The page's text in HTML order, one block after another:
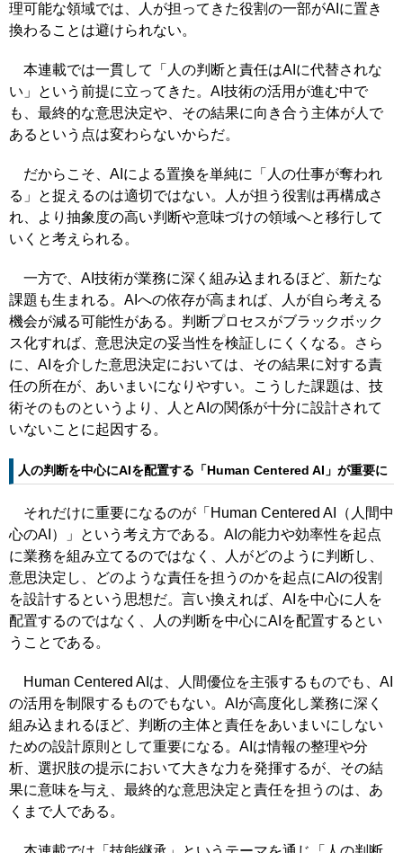
理可能な領域では、人が担ってきた役割の一部がAIに置き
換わることは避けられない。
本連載では一貫して「人の判断と責任はAIに代替されな
い」という前提に立ってきた。AI技術の活用が進む中で
も、最終的な意思決定や、その結果に向き合う主体が人で
あるという点は変わらないからだ。
だからこそ、AIによる置換を単純に「人の仕事が奪われ
る」と捉えるのは適切ではない。人が担う役割は再構成さ
れ、より抽象度の高い判断や意味づけの領域へと移行して
いくと考えられる。
一方で、AI技術が業務に深く組み込まれるほど、新たな
課題も生まれる。AIへの依存が高まれば、人が自ら考える
機会が減る可能性がある。判断プロセスがブラックボック
ス化すれば、意思決定の妥当性を検証しにくくなる。さら
に、AIを介した意思決定においては、その結果に対する責
任の所在が、あいまいになりやすい。こうした課題は、技
術そのものというより、人とAIの関係が十分に設計されて
いないことに起因する。
人の判断を中心にAIを配置する「Human Centered AI」が重要に
それだけに重要になるのが「Human Centered AI（人間中
心のAI）」という考え方である。AIの能力や効率性を起点
に業務を組み立てるのではなく、人がどのように判断し、
意思決定し、どのような責任を担うのかを起点にAIの役割
を設計するという思想だ。言い換えれば、AIを中心に人を
配置するのではなく、人の判断を中心にAIを配置するとい
うことである。
Human Centered AIは、人間優位を主張するものでも、AI
の活用を制限するものでもない。AIが高度化し業務に深く
組み込まれるほど、判断の主体と責任をあいまいにしない
ための設計原則として重要になる。AIは情報の整理や分
析、選択肢の提示において大きな力を発揮するが、その結
果に意味を与え、最終的な意思決定と責任を担うのは、あ
くまで人である。